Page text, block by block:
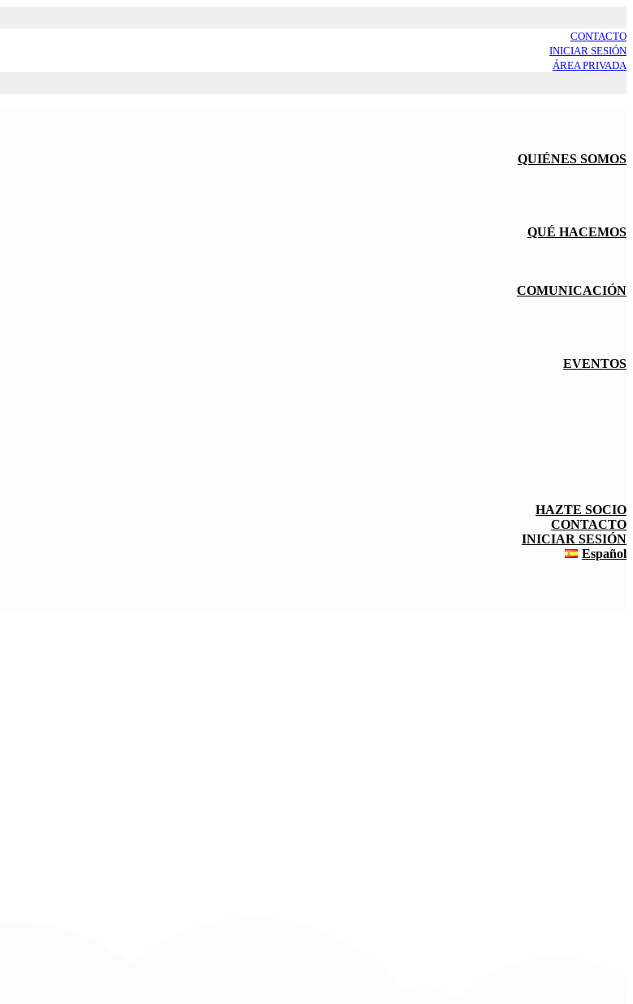
CONTACTO
INICIAR SESIÓN
ÁREA PRIVADA
QUIÉNES SOMOS
QUÉ HACEMOS
COMUNICACIÓN
EVENTOS
HAZTE SOCIO
CONTACTO
INICIAR SESIÓN
Español